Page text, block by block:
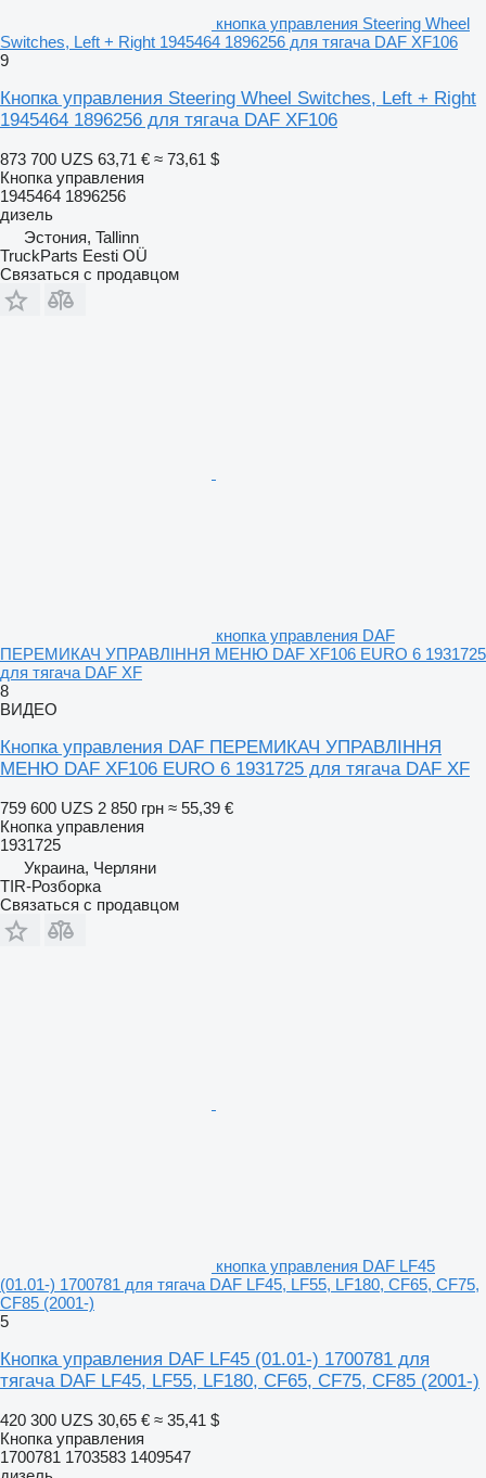
кнопка управления Steering Wheel
Switches, Left + Right 1945464 1896256 для тягача DAF XF106
9
Кнопка управления Steering Wheel Switches, Left + Right
1945464 1896256 для тягача DAF XF106
873 700 UZS 63,71 € ≈ 73,61 $
Кнопка управления
1945464 1896256
дизель
Эстония, Tallinn
TruckParts Eesti OÜ
Связаться с продавцом
кнопка управления DAF
ПЕРЕМИКАЧ УПРАВЛІННЯ МЕНЮ DAF XF106 EURO 6 1931725
для тягача DAF XF
8
ВИДЕО
Кнопка управления DAF ПЕРЕМИКАЧ УПРАВЛІННЯ
МЕНЮ DAF XF106 EURO 6 1931725 для тягача DAF XF
759 600 UZS 2 850 грн ≈ 55,39 €
Кнопка управления
1931725
Украина, Черляни
TIR-Розборка
Связаться с продавцом
кнопка управления DAF LF45
(01.01-) 1700781 для тягача DAF LF45, LF55, LF180, CF65, CF75,
CF85 (2001-)
5
Кнопка управления DAF LF45 (01.01-) 1700781 для
тягача DAF LF45, LF55, LF180, CF65, CF75, CF85 (2001-)
420 300 UZS 30,65 € ≈ 35,41 $
Кнопка управления
1700781 1703583 1409547